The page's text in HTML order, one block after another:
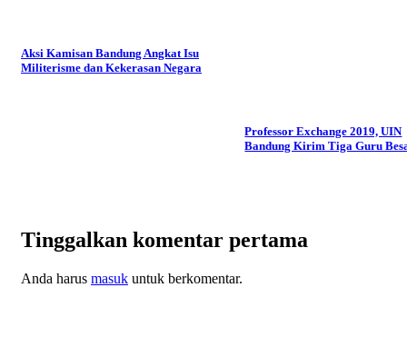
Aksi Kamisan Bandung Angkat Isu
Militerisme dan Kekerasan Negara
Professor Exchange 2019, UIN
Bandung Kirim Tiga Guru
Tinggalkan komentar pertama
Anda harus masuk untuk berkomentar.